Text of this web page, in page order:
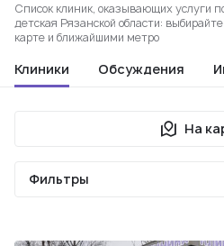
Список клиник, оказывающих услуги
детская Рязанской области:
карте и ближайшими метро
Клиники Обсуждения
На
Фильтры